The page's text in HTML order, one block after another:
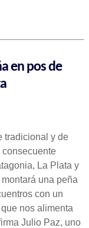
en pos de
tradicional y de
La Plata y
una peña
con un
nos alimenta
Julio Paz, uno